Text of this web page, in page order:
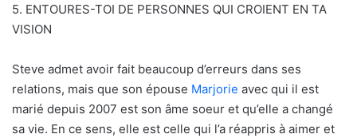
5. ENTOURES-TOI DE PERSONNES QUI CROIENT EN TA
VISION
Steve admet avoir fait beaucoup d’erreurs dans ses
relations, mais que son épouse Marjorie avec qui il est
marié depuis 2007 est son âme soeur et qu’elle a changé
sa vie. En ce sens, elle est celle qui l’a réappris à aimer et